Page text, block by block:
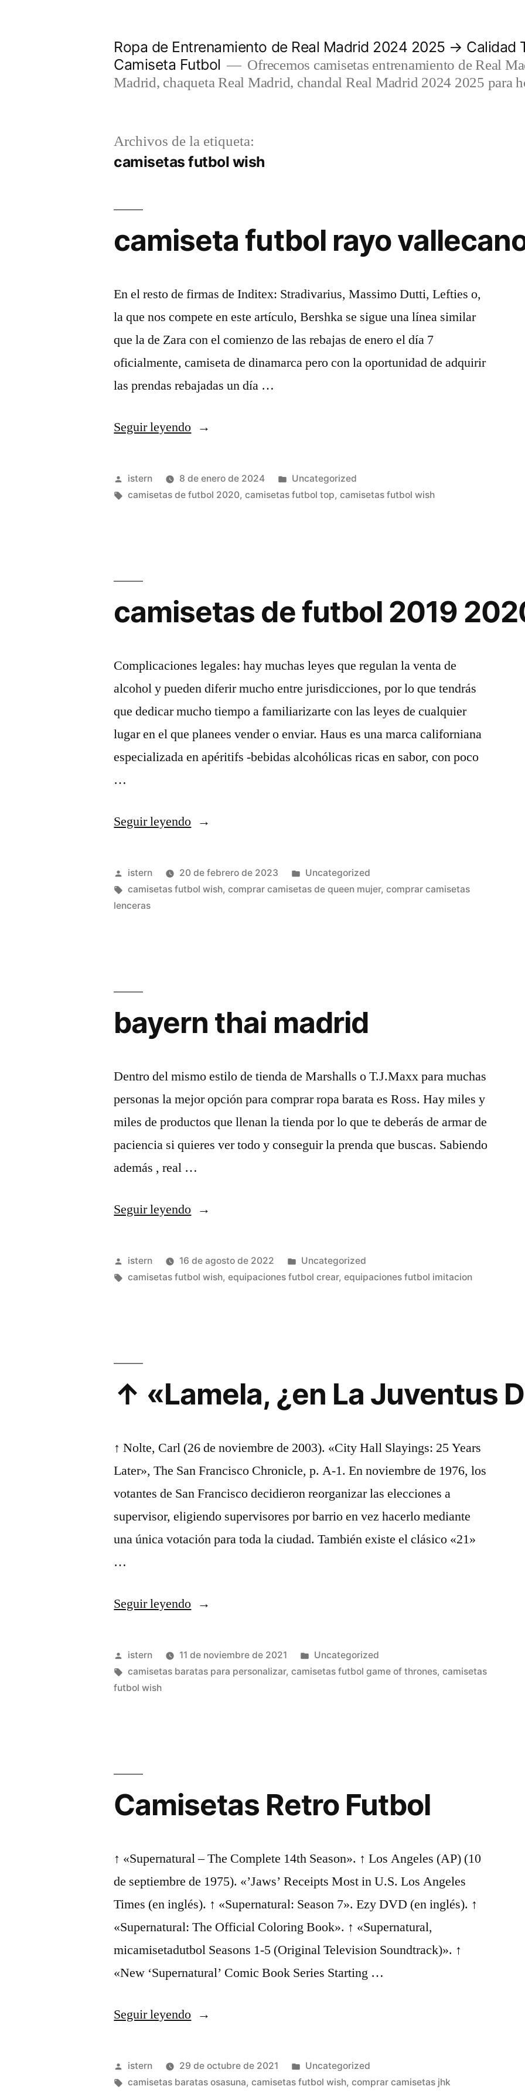
Ropa de Entrenamiento de Real Madrid 2024 2025 → Calidad
Camiseta Futbol
Ofrecemos camisetas entrenamiento de Real
Madrid, chaqueta Real Madrid, chandal Real Madrid 2024 2025 para
Archivos de la etiqueta:
camisetas futbol wish
camiseta futbol rayo
En el resto de firmas de Inditex: Stradivarius, Massimo Dutti, Lefties o,
la que nos compete en este artículo, Bershka se sigue una línea similar
que la de Zara con el comienzo de las rebajas de enero el día 7
oficialmente, camiseta de dinamarca pero con la oportunidad de adquirir
las prendas rebajadas un día …
Seguir leyendo«camiseta
rayo
vallecano»
Publicado
por
istern 8 de enero de 2024
Publicado
en
Uncategorized
Etiquetas:
camisetas de futbol 2020,camisetas futbol top,camisetas futbol wish
camisetas de futbol 2019
Complicaciones legales: hay muchas leyes que regulan la venta de
alcohol y pueden diferir mucho entre jurisdicciones, por lo que tendrás
que dedicar mucho tiempo a familiarizarte con las leyes de cualquier
lugar en el que planees vender o enviar. Haus es una marca californiana
especializada en apéritifs -bebidas alcohólicas ricas en sabor, con poco
…
Seguir leyendo«camisetas
futbol
2019
Publicado
por
istern 20 de febrero de 2023
Publicado
en
Uncategorized
Etiquetas:
camisetas futbol wish,comprar camisetas de queen mujer,comprar camisetas
lenceras
bayern thai madrid
Dentro del mismo estilo de tienda de Marshalls o T.J.Maxx para muchas
personas la mejor opción para comprar ropa barata es Ross. Hay miles y
miles de productos que llenan la tienda por lo que te deberás de armar de
paciencia si quieres ver todo y conseguir la prenda que buscas. Sabiendo
además , real …
Seguir leyendo«bayern
madrid»
Publicado
por
istern 16 de agosto de 2022
Publicado
en
Uncategorized
Etiquetas:
camisetas futbol wish,equipaciones futbol crear,equipaciones futbol imitacion
↑ «Lamela, ¿en La Juventus
↑ Nolte, Carl (26 de noviembre de 2003). «City Hall Slayings: 25 Years
Later», The San Francisco Chronicle, p. A-1. En noviembre de 1976, los
votantes de San Francisco decidieron reorganizar las elecciones a
supervisor, eligiendo supervisores por barrio en vez hacerlo mediante
una única votación para toda la ciudad. También existe el clásico «21»
…
Seguir leyendo«↑
¿en
La
Publicado
por
istern 11 de noviembre de 2021
Publicado
en
Uncategorized
Etiquetas:
camisetas baratas para personalizar,camisetas futbol game of thrones,camisetas
futbol wish
Camisetas Retro Futbol
↑ «Supernatural – The Complete 14th Season». ↑ Los Angeles (AP) (10
de septiembre de 1975). «’Jaws’ Receipts Most in U.S. Los Angeles
Times (en inglés). ↑ «Supernatural: Season 7». Ezy DVD (en inglés). ↑
«Supernatural: The Official Coloring Book». ↑ «Supernatural,
micamisetadutbol Seasons 1-5 (Original Television Soundtrack)». ↑
«New ‘Supernatural’ Comic Book Series Starting …
Seguir leyendo«Camisetas
Futbol»
Publicado
por
istern 29 de octubre de 2021
Publicado
en
Uncategorized
Etiquetas:
camisetas baratas osasuna,camisetas futbol wish,comprar camisetas jhk